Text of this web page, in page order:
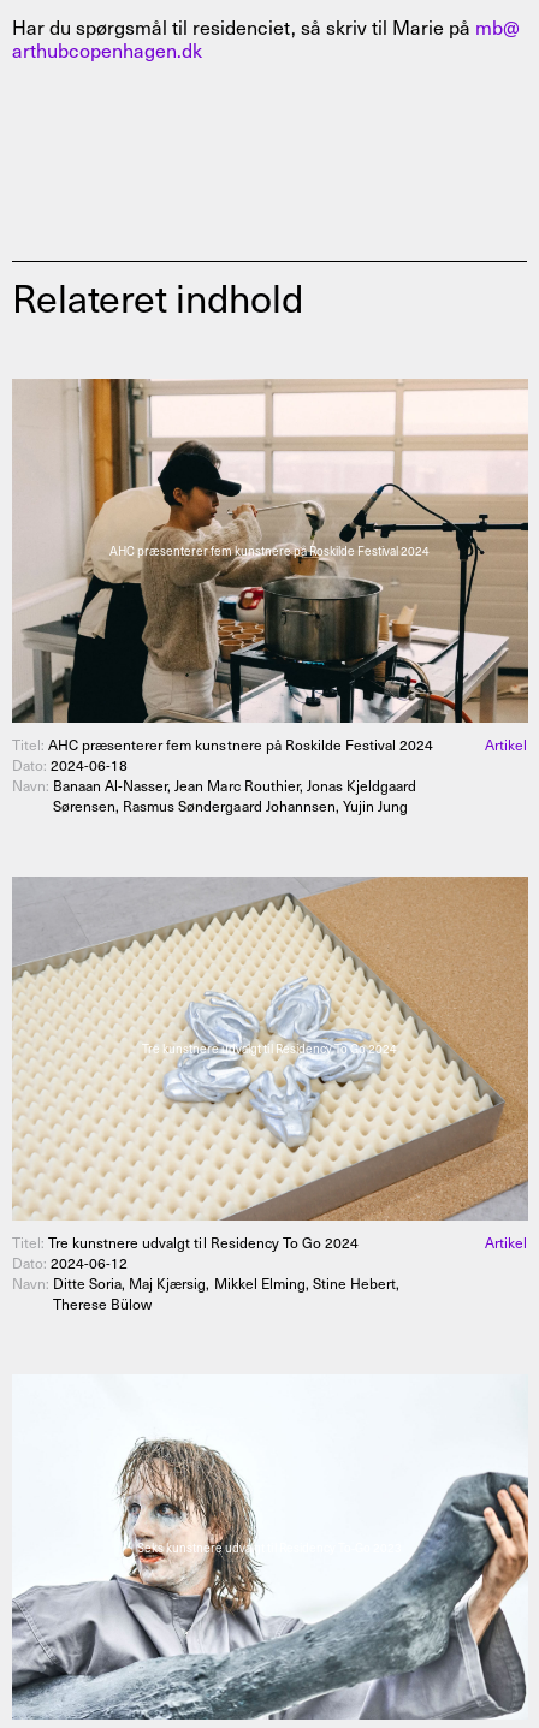
Har du spørgsmål til residenciet, så skriv til Marie på mb@
arthubcopenhagen.dk
Relateret indhold
AHC præsenterer fem kunstnere på Roskilde Festival 2024
Artikel
Titel:AHC præsenterer fem kunstnere på Roskilde Festival 2024
Dato:2024-06-18
Navn: Banaan Al-Nasser, Jean Marc Routhier, Jonas Kjeldgaard
Sørensen, Rasmus Søndergaard Johannsen, Yujin Jung
Tre kunstnere udvalgt til Residency To Go 2024
Artikel
Titel:Tre kunstnere udvalgt til Residency To Go 2024
Dato:2024-06-12
Navn: Ditte Soria, Maj Kjærsig, Mikkel Elming, Stine Hebert,
Therese Bülow
Seks kunstnere udvalgt til Residency To-Go 2023